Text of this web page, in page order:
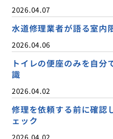
2026.04.07
水道修理業者が語る室内
2026.04.06
トイレの便座のみを自分
識
2026.04.02
修理を依頼する前に確認
ェック